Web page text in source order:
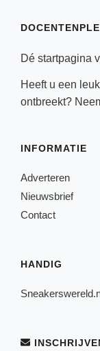
Dé startpagina
Heeft u een
ontbreekt?
INFORMATIE
Adverteren
Nieuwsbrief
Contact
HANDIG